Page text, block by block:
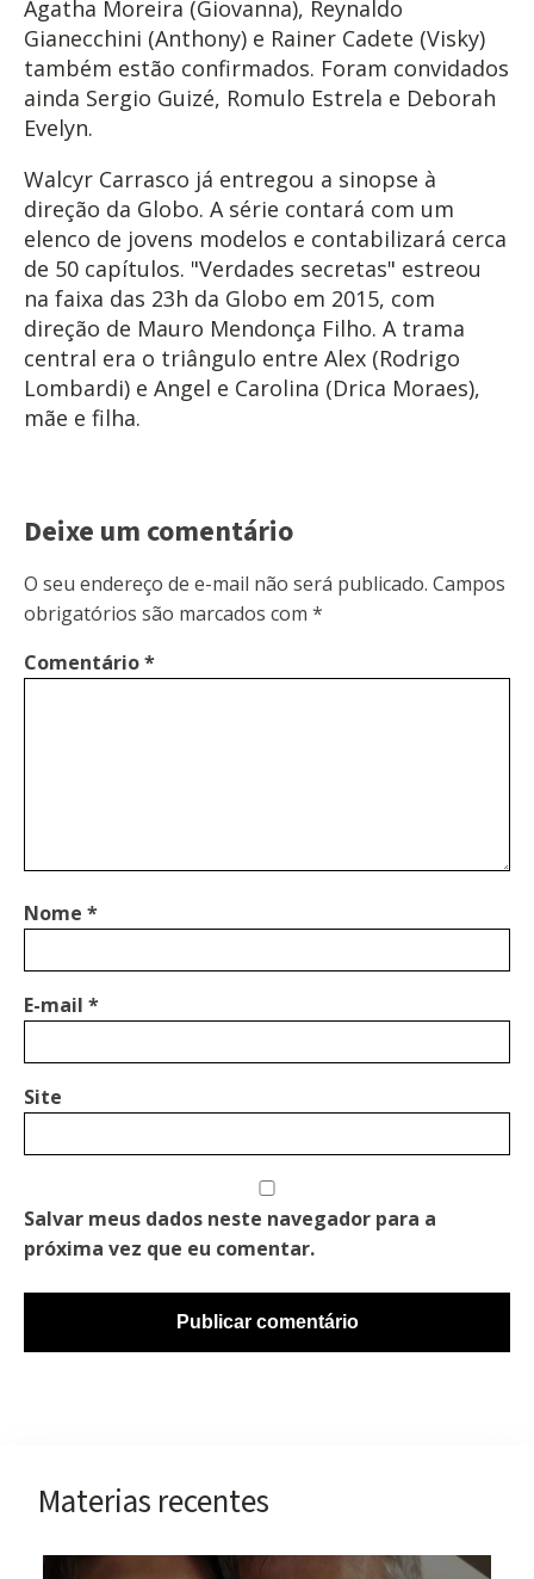
Agatha Moreira (Giovanna), Reynaldo
Gianecchini (Anthony) e Rainer Cadete (Visky)
também estão confirmados. Foram convidados
ainda Sergio Guizé, Romulo Estrela e Deborah
Evelyn.
Walcyr Carrasco já entregou a sinopse à
direção da Globo. A série contará com um
elenco de jovens modelos e contabilizará cerca
de 50 capítulos. "Verdades secretas" estreou
na faixa das 23h da Globo em 2015, com
direção de Mauro Mendonça Filho. A trama
central era o triângulo entre Alex (Rodrigo
Lombardi) e Angel e Carolina (Drica Moraes),
mãe e filha.
Deixe um comentário
O seu endereço de e-mail não será publicado. Campos
obrigatórios são marcados com *
Comentário*
Nome *
E-mail *
Site
Salvar meus dados neste navegador para a
próxima vez que eu comentar.
Materias recentes